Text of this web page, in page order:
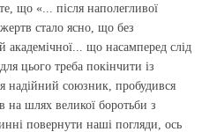
що «... після наполегливої
стало ясно, що без
академічної... що насамперед слід
цього треба покінчити із
надійний союзник, пробудився
на шлях великої боротьби з
повернути наші погляди, ось